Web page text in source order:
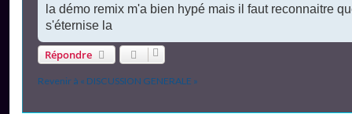
s
s
a
g
e
n
n
la démo remix m'a bien hypé mais il faut reconnaitre
s'éternise la
Répondre
Revenir à « DISCUSSION GENERALE »